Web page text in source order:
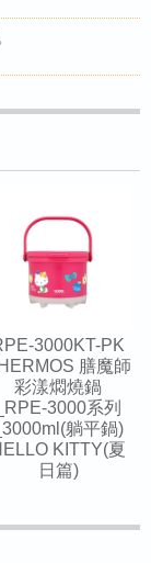
3000KT-PK
膳魔師
彩漾燜燒鍋
_RPE-3000系列
_3000ml(躺平鍋)
KITTY(夏
日篇)